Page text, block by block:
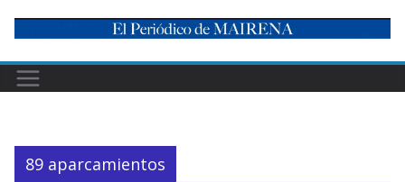
content
89 aparcamientos